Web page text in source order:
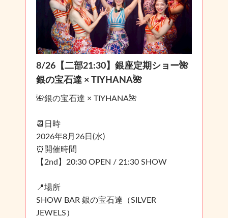
8/26【二部21:30】銀座定期ショー🌺
銀の宝石達 × TIYHANA🌺
🌺銀の宝石達 × TIYHANA🌺
📆日時
2026年8月26日(水)
⏰開催時間
【2nd】20:30 OPEN / 21:30 SHOW
📍場所
SHOW BAR 銀の宝石達（SILVER
JEWELS）